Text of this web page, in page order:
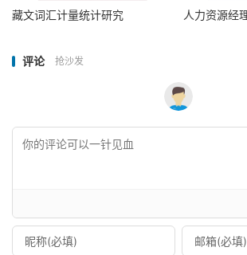
藏文词汇计量统计研究 人力资源经
评论 抢沙发